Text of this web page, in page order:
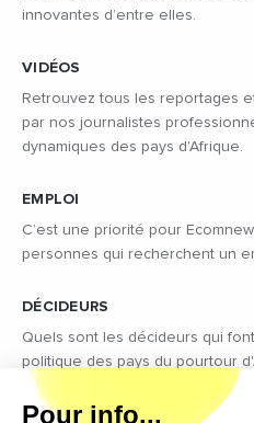
innovantes d’entre elles.
VIDÉOS
Retrouvez tous les reportages
par nos journalistes
dynamiques des pays d'Afrique.
EMPLOI
C’est une priorité pour
personnes qui recherchent un
DÉCIDEURS
Quels sont les décideurs qui
politique des pays du pourtour